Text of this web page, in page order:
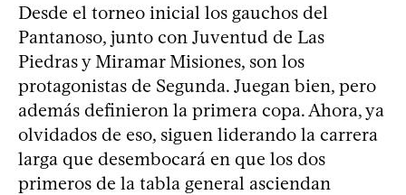
Desde el torneo inicial los gauchos del
Pantanoso, junto con Juventud de Las
Piedras y Miramar Misiones, son los
protagonistas de Segunda. Juegan bien, pero
además definieron la primera copa. Ahora, ya
olvidados de eso, siguen liderando la carrera
larga que desembocará en que los dos
primeros de la tabla general asciendan